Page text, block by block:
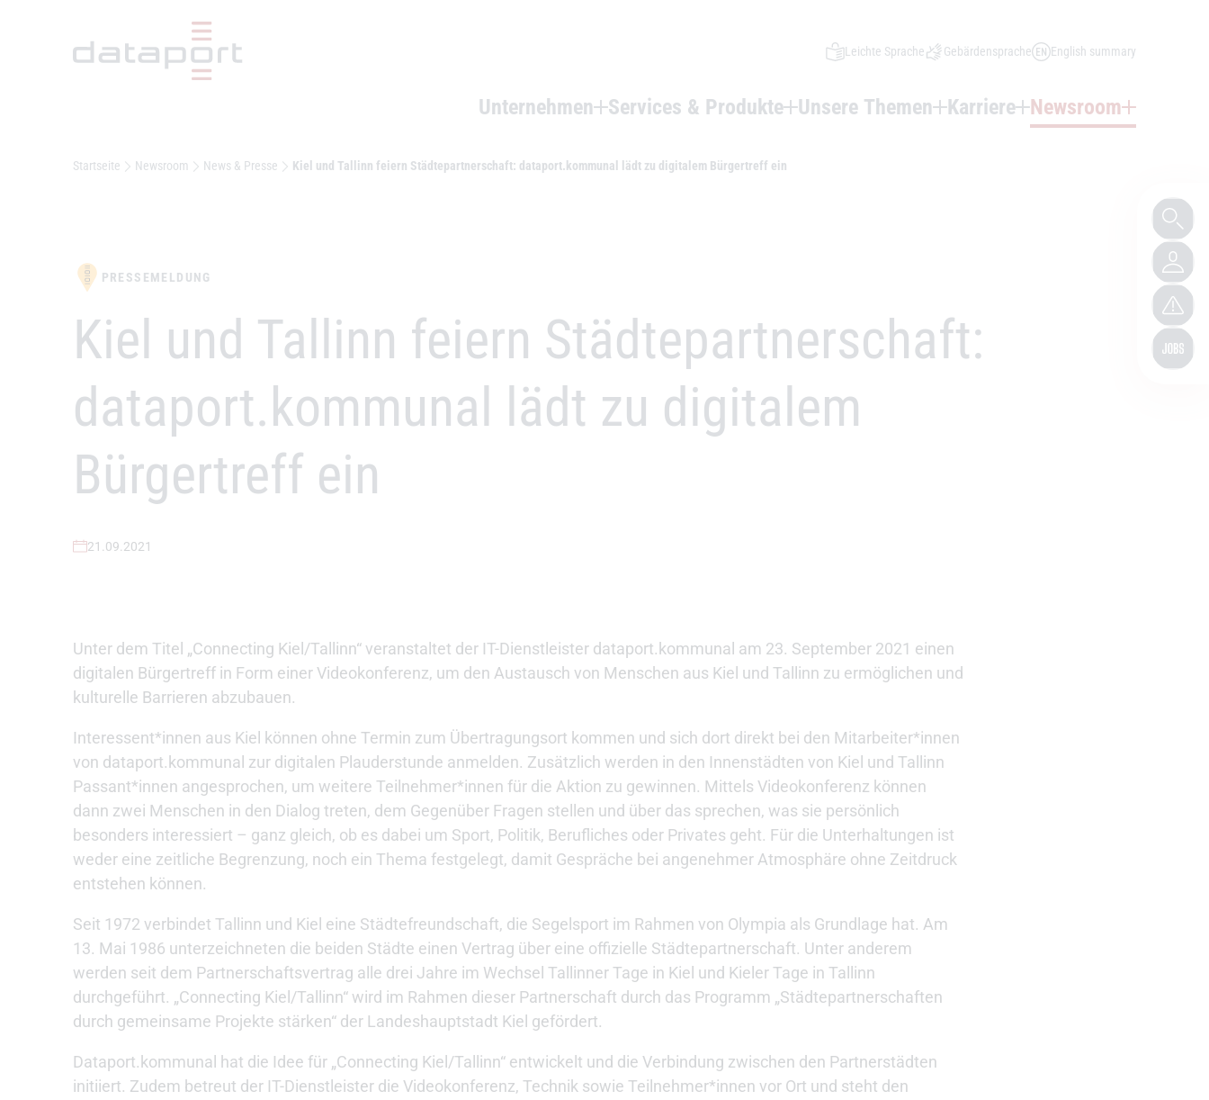
Leichte Sprache Gebärdensprache English summary
Unternehmen Services & Produkte Unsere Themen Karriere Newsroom
Startseite Newsroom News & Presse Kiel und Tallinn feiern Städtepartnerschaft: dataport.kommunal lädt zu digitalem Bürgertreff ein
PRESSEMELDUNG
–
Kiel und Tallinn feiern Städtepartnerschaft:
dataport.kommunal lädt zu digitalem
Bürgertreff ein
21.09.2021
Unter dem Titel „Connecting Kiel/Tallinn“ veranstaltet der IT-Dienstleister dataport.kommunal am 23. September 2021 einen
digitalen Bürgertreff in Form einer Videokonferenz, um den Austausch von Menschen aus Kiel und Tallinn zu ermöglichen und
kulturelle Barrieren abzubauen.
Interessent*innen aus Kiel können ohne Termin zum Übertragungsort kommen und sich dort direkt bei den Mitarbeiter*innen
von dataport.kommunal zur digitalen Plauderstunde anmelden. Zusätzlich werden in den Innenstädten von Kiel und Tallinn
Passant*innen angesprochen, um weitere Teilnehmer*innen für die Aktion zu gewinnen. Mittels Videokonferenz können
dann zwei Menschen in den Dialog treten, dem Gegenüber Fragen stellen und über das sprechen, was sie persönlich
besonders interessiert – ganz gleich, ob es dabei um Sport, Politik, Berufliches oder Privates geht. Für die Unterhaltungen ist
weder eine zeitliche Begrenzung, noch ein Thema festgelegt, damit Gespräche bei angenehmer Atmosphäre ohne Zeitdruck
entstehen können.
Seit 1972 verbindet Tallinn und Kiel eine Städtefreundschaft, die Segelsport im Rahmen von Olympia als Grundlage hat. Am
13. Mai 1986 unterzeichneten die beiden Städte einen Vertrag über eine offizielle Städtepartnerschaft. Unter anderem
werden seit dem Partnerschaftsvertrag alle drei Jahre im Wechsel Tallinner Tage in Kiel und Kieler Tage in Tallinn
durchgeführt. „Connecting Kiel/Tallinn“ wird im Rahmen dieser Partnerschaft durch das Programm „Städtepartnerschaften
durch gemeinsame Projekte stärken“ der Landeshauptstadt Kiel gefördert.
Dataport.kommunal hat die Idee für „Connecting Kiel/Tallinn“ entwickelt und die Verbindung zwischen den Partnerstädten
initiiert. Zudem betreut der IT-Dienstleister die Videokonferenz, Technik sowie Teilnehmer*innen vor Ort und steht den